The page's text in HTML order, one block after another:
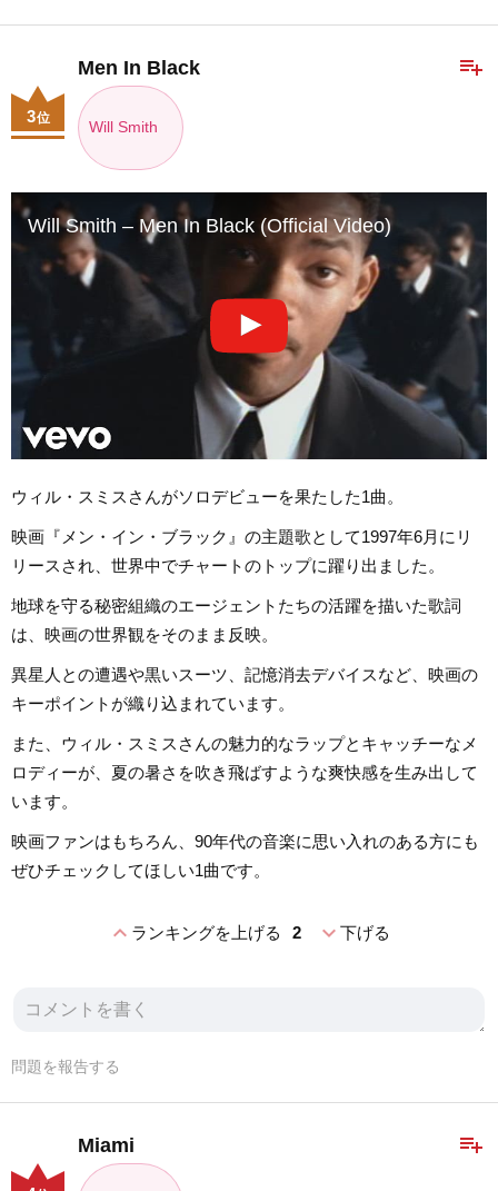
playlist_add
Men In Black
Will Smith
3位
Will Smith – Men In Black (Official Video)
ウィル・スミスさんがソロデビューを果たした1曲。
映画『メン・イン・ブラック』の主題歌として1997年6月にリ
リースされ、世界中でチャートのトップに躍り出ました。
地球を守る秘密組織のエージェントたちの活躍を描いた歌詞
は、映画の世界観をそのまま反映。
異星人との遭遇や黒いスーツ、記憶消去デバイスなど、映画の
キーポイントが織り込まれています。
また、ウィル・スミスさんの魅力的なラップとキャッチーなメ
ロディーが、夏の暑さを吹き飛ばすような爽快感を生み出して
います。
映画ファンはもちろん、90年代の音楽に思い入れのある方にも
ぜひチェックしてほしい1曲です。
expand_lessランキングを上げる 2 expand_more下げる
問題を報告する
playlist_add
Miami